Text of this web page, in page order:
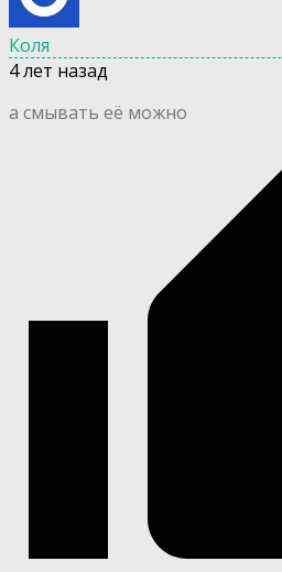
Коля
4 лет назад
а смывать её можно